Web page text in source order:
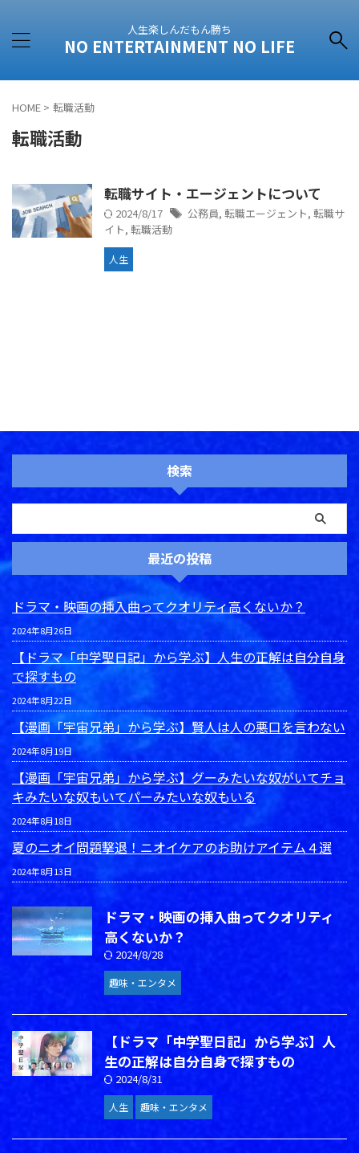
人生楽しんだもん勝ち
NO ENTERTAINMENT NO LIFE
HOME > 転職活動
転職活動
転職サイト・エージェントについて
2024/8/17 公務員, 転職エージェント, 転職サ
イト, 転職活動
人生
検索
最近の投稿
ドラマ・映画の挿入曲ってクオリティ高くないか？
2024年8月26日
【ドラマ「中学聖日記」から学ぶ】人生の正解は自分自身
で探すもの
2024年8月22日
【漫画「宇宙兄弟」から学ぶ】賢人は人の悪口を言わない
2024年8月19日
【漫画「宇宙兄弟」から学ぶ】グーみたいな奴がいてチョ
キみたいな奴もいてパーみたいな奴もいる
2024年8月18日
夏のニオイ問題撃退！ニオイケアのお助けアイテム４選
2024年8月13日
ドラマ・映画の挿入曲ってクオリティ
高くないか？
2024/8/28
趣味・エンタメ
【ドラマ「中学聖日記」から学ぶ】人
生の正解は自分自身で探すもの
2024/8/31
人生 趣味・エンタメ